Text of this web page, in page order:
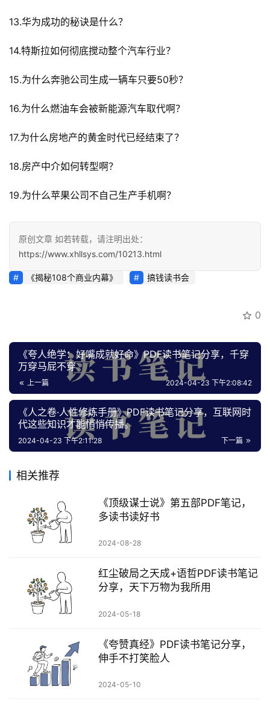
科
创
资
会
专
13.华为成功的秘诀是什么？
14.特斯拉如何彻底搅动整个汽车行业？
15.为什么奔驰公司生成一辆车只要50秒？
16.为什么燃油车会被新能源汽车取代啊？
17.为什么房地产的黄金时代已经结束了？
18.房产中介如何转型啊？
19.为什么苹果公司不自己生产手机啊？
原创文章 如若转载，请注明出处：
https://www.xhllsys.com/10213.html
《揭秘108个商业内幕》 搞钱读书会
0
《夸人‬‎绝学：‬‎好嘴成就好命》PDF读书笔记分享，千穿
万穿马屁不穿
上一篇 2024-04-23 下午2:08:42
《人之卷·人性修炼手册》PDF读书笔记分享，互联网时
代这些知识才能悄悄传播。
下一篇
2024-04-23 下午2:11:28
相关推荐
《顶级谋士说》第五部PDF笔记，
多读书读好书
2024-08-28
红尘破局之天成+语哲PDF读书笔记
分享，天下万物为我所用
2024-05-18
《夸赞真经》PDF读书笔记分享，
伸手不打笑脸人
2024-05-10